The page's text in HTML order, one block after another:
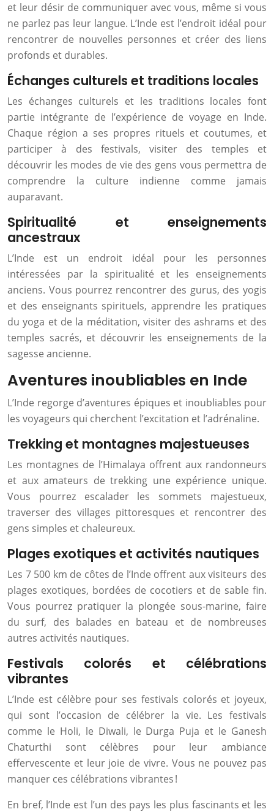
et leur désir de communiquer avec vous, même si vous
ne parlez pas leur langue. L’Inde est l’endroit idéal pour
rencontrer de nouvelles personnes et créer des liens
profonds et durables.
Échanges culturels et traditions locales
Les échanges culturels et les traditions locales font
partie intégrante de l’expérience de voyage en Inde.
Chaque région a ses propres rituels et coutumes, et
participer à des festivals, visiter des temples et
découvrir les modes de vie des gens vous permettra de
comprendre la culture indienne comme jamais
auparavant.
Spiritualité et enseignements
ancestraux
L’Inde est un endroit idéal pour les personnes
intéressées par la spiritualité et les enseignements
anciens. Vous pourrez rencontrer des gurus, des yogis
et des enseignants spirituels, apprendre les pratiques
du yoga et de la méditation, visiter des ashrams et des
temples sacrés, et découvrir les enseignements de la
sagesse ancienne.
Aventures inoubliables en Inde
L’Inde regorge d’aventures épiques et inoubliables pour
les voyageurs qui cherchent l’excitation et l’adrénaline.
Trekking et montagnes majestueuses
Les montagnes de l’Himalaya offrent aux randonneurs
et aux amateurs de trekking une expérience unique.
Vous pourrez escalader les sommets majestueux,
traverser des villages pittoresques et rencontrer des
gens simples et chaleureux.
Plages exotiques et activités nautiques
Les 7 500 km de côtes de l’Inde offrent aux visiteurs des
plages exotiques, bordées de cocotiers et de sable fin.
Vous pourrez pratiquer la plongée sous-marine, faire
du surf, des balades en bateau et de nombreuses
autres activités nautiques.
Festivals colorés et célébrations
vibrantes
L’Inde est célèbre pour ses festivals colorés et joyeux,
qui sont l’occasion de célébrer la vie. Les festivals
comme le Holi, le Diwali, le Durga Puja et le Ganesh
Chaturthi sont célèbres pour leur ambiance
effervescente et leur joie de vivre. Vous ne pouvez pas
manquer ces célébrations vibrantes !
En bref, l’Inde est l’un des pays les plus fascinants et les